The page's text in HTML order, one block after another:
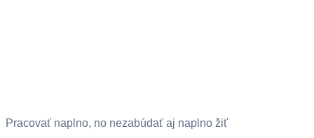
Pracovať naplno, no nezabúdať aj naplno žiť